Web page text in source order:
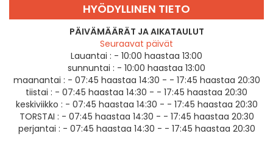
HYÖDYLLINEN TIETO
PÄIVÄMÄÄRÄT JA AIKATAULUT
Seuraavat päivät
Lauantai : - 10:00 haastaa 13:00
sunnuntai : - 10:00 haastaa 13:00
maanantai : - 07:45 haastaa 14:30 - - 17:45 haastaa 20:30
tiistai : - 07:45 haastaa 14:30 - - 17:45 haastaa 20:30
keskiviikko : - 07:45 haastaa 14:30 - - 17:45 haastaa 20:30
TORSTAI : - 07:45 haastaa 14:30 - - 17:45 haastaa 20:30
perjantai : - 07:45 haastaa 14:30 - - 17:45 haastaa 20:30